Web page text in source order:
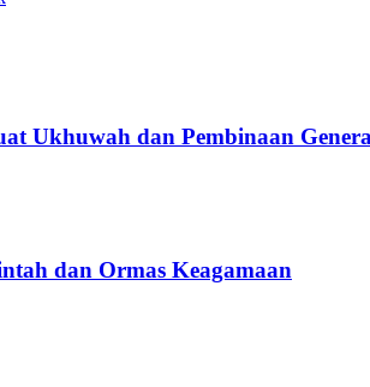
Ukhuwah dan Pembinaan
dan Ormas Keagamaan